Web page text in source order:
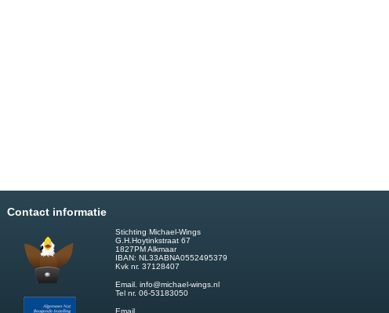
Contact informatie
Stichting Michael-Wings
G.H.Hoytinkstraat 67
1827PM Alkmaar
IBAN: NL33ABNA0552495379
Kvk nr. 37128407
Email. info@michael-wings.nl
Tel nr. 06-53183050
Email.